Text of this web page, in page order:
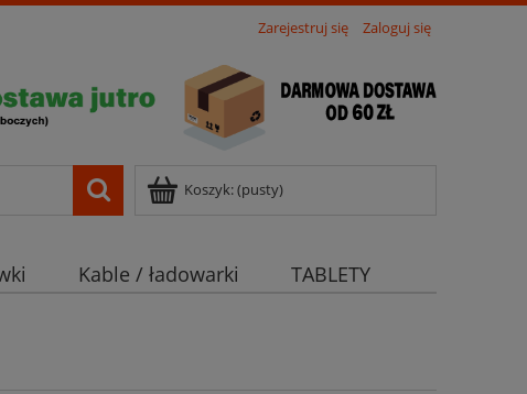
Zarejestruj się Zaloguj się
Koszyk:(pusty)
Kable / ładowarki
TABLETY